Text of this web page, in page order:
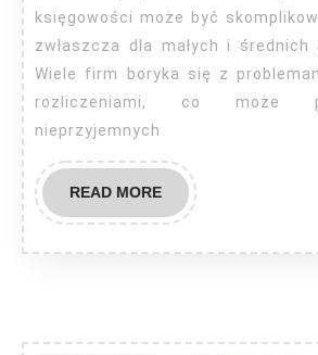
księgowości może być
zwłaszcza dla małych i średnich
Wiele firm boryka się z
rozliczeniami, co może
nieprzyjemnych
READ MOREREAD
MORE